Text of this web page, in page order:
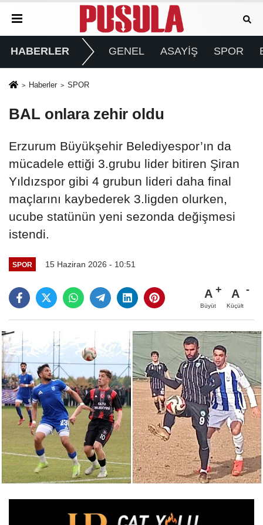
HABERLER GENEL ASAYİŞ SPOR
Haberler SPOR
BAL onlara zehir oldu
Erzurum Büyükşehir Belediyespor’ın da
mücadele ettiği 3.grubu lider bitiren Şiran
Yıldızspor gibi 4 grubun lideri daha final
maçlarını kaybederek 3.ligden olurken,
ucube statünün yeni sezonda değişmesi
istendi.
SPOR 15 Haziran 2026 - 10:51
A
Büyüt
A
Küçült